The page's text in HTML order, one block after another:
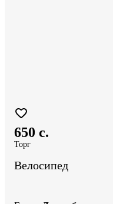
650 c.
Торг
Велосипед